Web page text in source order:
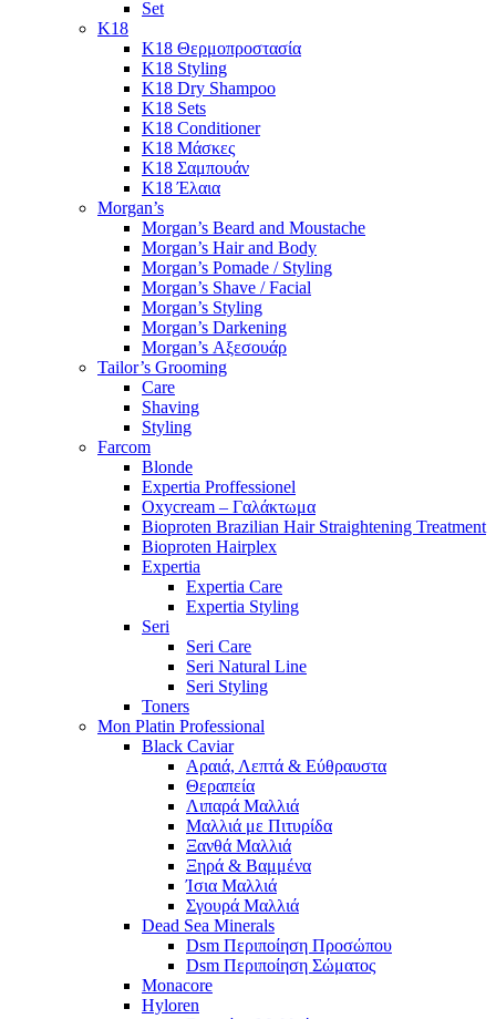
Set
K18
K18 Θερμοπροστασία
K18 Styling
K18 Dry Shampoo
K18 Sets
K18 Conditioner
K18 Μάσκες
K18 Σαμπουάν
K18 Έλαια
Morgan’s
Morgan’s Beard and Moustache
Morgan’s Hair and Body
Morgan’s Pomade / Styling
Morgan’s Shave / Facial
Morgan’s Styling
Morgan’s Darkening
Morgan’s Αξεσουάρ
Tailor’s Grooming
Care
Shaving
Styling
Farcom
Blonde
Expertia Proffessionel
Oxycream – Γαλάκτωμα
Bioproten Brazilian Hair Straightening Treatment
Bioproten Hairplex
Expertia
Expertia Care
Expertia Styling
Seri
Seri Care
Seri Natural Line
Seri Styling
Toners
Mon Platin Professional
Black Caviar
Αραιά, Λεπτά & Εύθραυστα
Θεραπεία
Λιπαρά Μαλλιά
Μαλλιά με Πιτυρίδα
Ξανθά Μαλλιά
Ξηρά & Βαμμένα
Ίσια Μαλλιά
Σγουρά Μαλλιά
Dead Sea Minerals
Dsm Περιποίηση Προσώπου
Dsm Περιποίηση Σώματος
Monacore
Hyloren